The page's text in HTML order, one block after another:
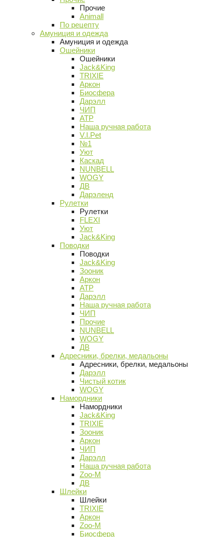
Прочие
Animall
По рецепту
Амуниция и одежда
Амуниция и одежда
Ошейники
Ошейники
Jack&King
TRIXIE
Аркон
Биосфера
Дарэлл
ЧИП
АТР
Наша ручная работа
V.I.Pet
№1
Уют
Каскад
NUNBELL
WOGY
ДВ
Дарэленд
Рулетки
Рулетки
FLEXI
Уют
Jack&King
Поводки
Поводки
Jack&King
Зооник
Аркон
АТР
Дарэлл
Наша ручная работа
ЧИП
Прочие
NUNBELL
WOGY
ДВ
Адресники, брелки, медальоны
Адресники, брелки, медальоны
Дарэлл
Чистый котик
WOGY
Намордники
Намордники
Jack&King
TRIXIE
Зооник
Аркон
ЧИП
Дарэлл
Наша ручная работа
Zoo-M
ДВ
Шлейки
Шлейки
TRIXIE
Аркон
Zoo-M
Биосфера